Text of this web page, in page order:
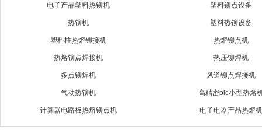
电子产品塑料热铆机 塑料铆点设备
热铆机 塑料热铆设备
塑料柱热熔铆接机 热熔铆点机
热熔铆点焊接机 热压铆焊机
多点铆焊机 风道铆点焊接机
气动热铆机 高精密plc小型热熔
计算器电路板热熔铆点机 电子电器产品热熔机